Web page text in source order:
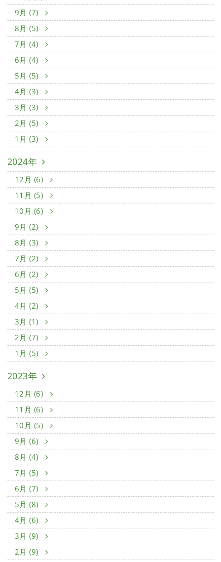
9月 (7)
8月 (5)
7月 (4)
6月 (4)
5月 (5)
4月 (3)
3月 (3)
2月 (5)
1月 (3)
2024年
12月 (6)
11月 (5)
10月 (6)
9月 (2)
8月 (3)
7月 (2)
6月 (2)
5月 (5)
4月 (2)
3月 (1)
2月 (7)
1月 (5)
2023年
12月 (6)
11月 (6)
10月 (5)
9月 (6)
8月 (4)
7月 (5)
6月 (7)
5月 (8)
4月 (6)
3月 (9)
2月 (9)